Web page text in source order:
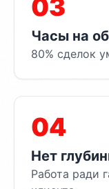
03
Часы на
80% сделок
04
Нет
Работа ради